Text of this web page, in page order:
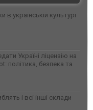
в українській культурі
Україні ліцензію на
політика, безпека та
і всі інші склади